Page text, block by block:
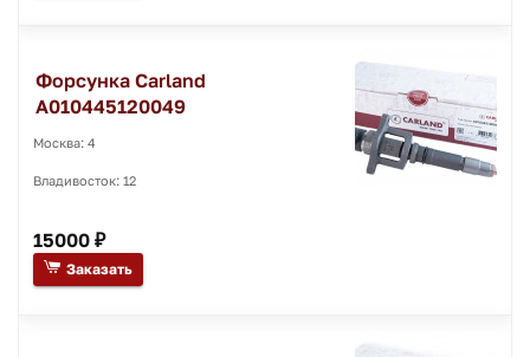
Форсунка Carland
A010445120049
Москва: 4
Владивосток: 12
15000 ₽
Заказать